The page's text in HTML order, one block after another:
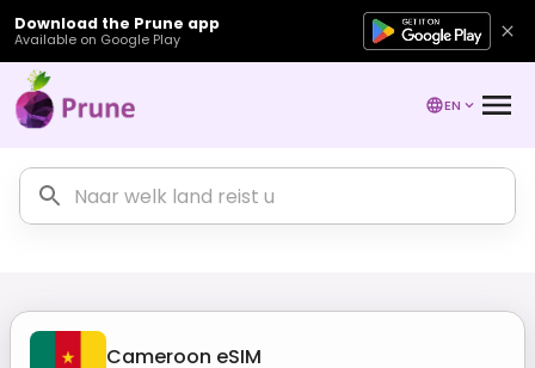
Download the Prune app
Available on Google Play
EN
Cameroon eSIM